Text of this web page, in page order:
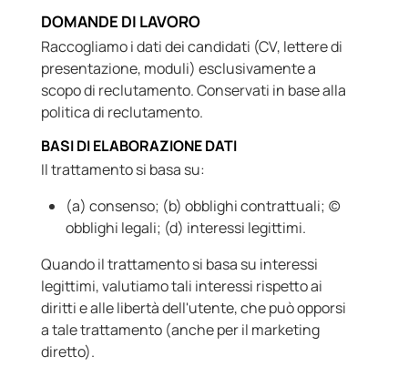
DOMANDE DI LAVORO
Raccogliamo i dati dei candidati (CV, lettere di
presentazione, moduli) esclusivamente a
scopo di reclutamento. Conservati in base alla
politica di reclutamento.
BASI DI ELABORAZIONE DATI
Il trattamento si basa su:
(a) consenso; (b) obblighi contrattuali; (c)
obblighi legali; (d) interessi legittimi.
Quando il trattamento si basa su interessi
legittimi, valutiamo tali interessi rispetto ai
diritti e alle libertà dell'utente, che può opporsi
a tale trattamento (anche per il marketing
diretto).